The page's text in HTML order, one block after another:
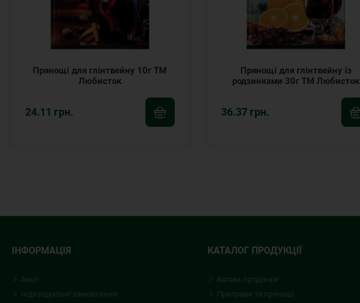
Прянощі для глінтвейну 10г ТМ
Любисток
24.11 грн.
Прянощі для глінтвейну із
родзинками 30г ТМ Любисток
36.37 грн.
ІНФОРМАЦІЯ
Акції
Індивідуальні замовлення
КАТАЛОГ ПРОДУКЦІЇ
Вагова продукція
Приправи та прянощі